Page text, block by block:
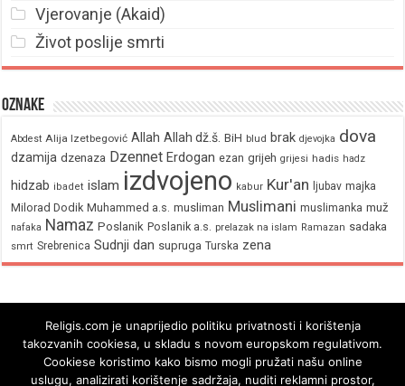
Vjerovanje (Akaid)
Život poslije smrti
Oznake
Abdest Alija Izetbegović Allah Allah dž.š. BiH blud brak djevojka dova
dzamija dzenaza Dzennet Erdogan ezan grijeh grijesi hadis hadz
hidzab ibadet islam izdvojeno kabur Kur'an ljubav majka
Milorad Dodik Muhammed a.s. musliman Muslimani muslimanka muž
nafaka Namaz Poslanik Poslanik a.s. prelazak na islam Ramazan sadaka
smrt Srebrenica Sudnji dan supruga Turska zena
Religis.com je unaprijedio politiku privatnosti i korištenja
takozvanih cookiesa, u skladu s novom europskom regulativom.
Cookiese koristimo kako bismo mogli pružati našu online
uslugu, analizirati korištenje sadržaja, nuditi reklamni prostor,